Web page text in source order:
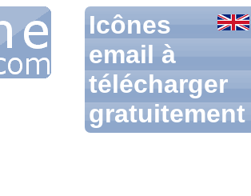
Icônes
email à
télécharger
gratuitement